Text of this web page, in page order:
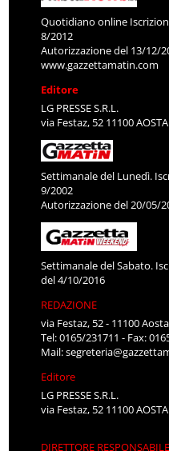
Quotidiano online
8/2012
Autorizzazione del 13/12/
www.gazzettamatin.com
Editore
LG PRESSE S.R.L.
via Festaz, 52 11100 AOSTA
Settimanale del Lunedì.
9/2002
Autorizzazione del 20/05/
Settimanale del Sabato.
del 4/10/2016
REDAZIONE
via Festaz, 52 - 11100 Aosta
Tel: 0165/231711 - Fax:
Mail:
Editore
LG PRESSE S.R.L.
via Festaz, 52 11100 AOSTA
DIRETTORE RESPONSABILE